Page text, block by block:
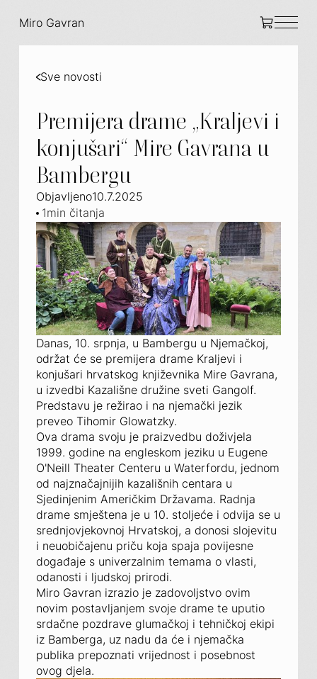
Miro Gavran
Sve novosti
Premijera drame „Kraljevi i
konjušari“ Mire Gavrana u
Bambergu
Objavljeno10.7.2025
1min čitanja
Danas, 10. srpnja, u Bambergu u Njemačkoj,
održat će se premijera drame Kraljevi i
konjušari hrvatskog književnika Mire Gavrana,
u izvedbi Kazališne družine sveti Gangolf.
Predstavu je režirao i na njemački jezik
preveo Tihomir Glowatzky.
Ova drama svoju je praizvedbu doživjela
1999. godine na engleskom jeziku u Eugene
O'Neill Theater Centeru u Waterfordu, jednom
od najznačajnijih kazališnih centara u
Sjedinjenim Američkim Državama. Radnja
drame smještena je u 10. stoljeće i odvija se u
srednjovjekovnoj Hrvatskoj, a donosi slojevitu
i neuobičajenu priču koja spaja povijesne
događaje s univerzalnim temama o vlasti,
odanosti i ljudskoj prirodi.
Miro Gavran izrazio je zadovoljstvo ovim
novim postavljanjem svoje drame te uputio
srdačne pozdrave glumačkoj i tehničkoj ekipi
iz Bamberga, uz nadu da će i njemačka
publika prepoznati vrijednost i posebnost
ovog djela.